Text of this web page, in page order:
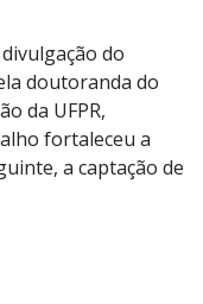
do
doutoranda do
da UFPR,
fortaleceu a
a captação de